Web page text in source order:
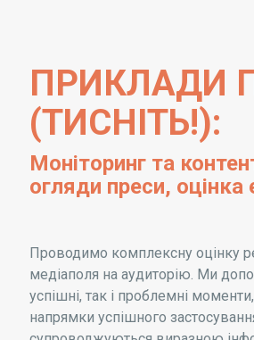
ПРИКЛАДИ
(ТИСНІТЬ!):
Моніторинг та
огляди преси, оцінка
Проводимо комплексну оцінку
медіаполя на аудиторію. Ми
успішні, так і проблемні
напрямки успішного